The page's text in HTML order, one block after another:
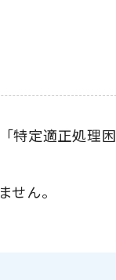
特定適正処理困
ん。